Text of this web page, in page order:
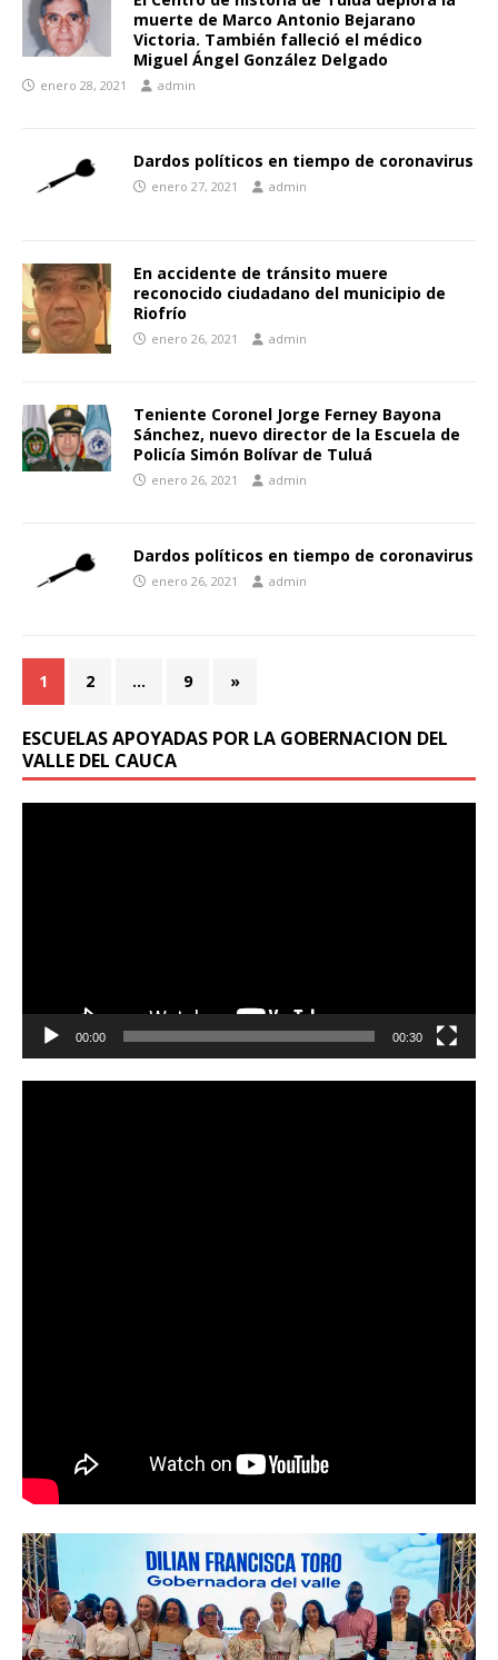
muerte de Marco Antonio Bejarano
Victoria. También falleció el médico
Miguel Ángel González Delgado
enero 28, 2021 admin
Dardos políticos en tiempo de coronavirus
enero 27, 2021 admin
En accidente de tránsito muere
reconocido ciudadano del municipio de
Riofrío
enero 26, 2021 admin
Teniente Coronel Jorge Ferney Bayona
Sánchez, nuevo director de la Escuela de
Policía Simón Bolívar de Tuluá
enero 26, 2021 admin
Dardos políticos en tiempo de coronavirus
enero 26, 2021 admin
1 2 … 9 »
ESCUELAS APOYADAS POR LA GOBERNACION DEL
VALLE DEL CAUCA
00:00 00:30